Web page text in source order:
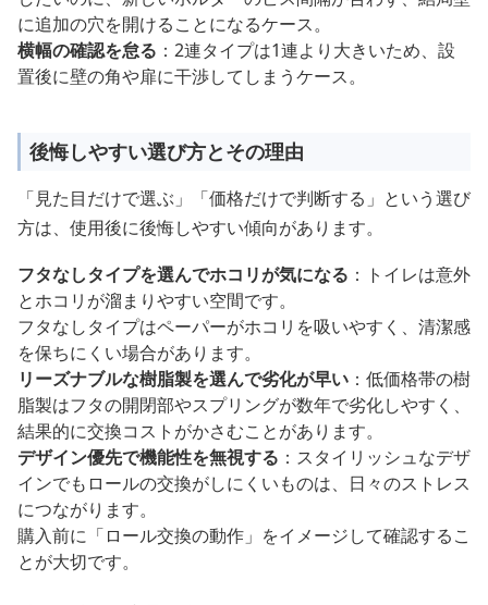
に追加の穴を開けることになるケース。
横幅の確認を怠る ：2連タイプは1連より大きいため、設
置後に壁の角や扉に干渉してしまうケース。
後悔しやすい選び方とその理由
「見た目だけで選ぶ」「価格だけで判断する」という選び
方は、使用後に後悔しやすい傾向があります。
フタなしタイプを選んでホコリが気になる ：トイレは意外
とホコリが溜まりやすい空間です。
フタなしタイプはペーパーがホコリを吸いやすく、清潔感
を保ちにくい場合があります。
リーズナブルな樹脂製を選んで劣化が早い ：低価格帯の樹
脂製はフタの開閉部やスプリングが数年で劣化しやすく、
結果的に交換コストがかさむことがあります。
デザイン優先で機能性を無視する ：スタイリッシュなデザ
インでもロールの交換がしにくいものは、日々のストレス
につながります。
購入前に「ロール交換の動作」をイメージして確認するこ
とが大切です。